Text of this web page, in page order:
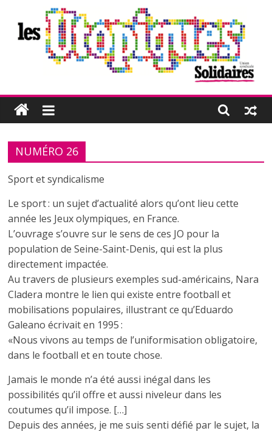
contenu
Les
Utopiques
Revue
réflexion
éditée
par
l'Union
syndicale
Solidaires
NUMÉRO 26
Sport et syndicalisme
Le sport : un sujet d’actualité alors qu’ont lieu cette
année les Jeux olympiques, en France.
L’ouvrage s’ouvre sur le sens de ces JO pour la
population de Seine-Saint-Denis, qui est la plus
directement impactée.
Au travers de plusieurs exemples sud-américains, Nara
Cladera montre le lien qui existe entre football et
mobilisations populaires, illustrant ce qu’Eduardo
Galeano écrivait en 1995 :
«Nous vivons au temps de l’uniformisation obligatoire,
dans le football et en toute chose.
Jamais le monde n’a été aussi inégal dans les
possibilités qu’il offre et aussi niveleur dans les
coutumes qu’il impose. […]
Depuis des années, je me suis senti défié par le sujet, la